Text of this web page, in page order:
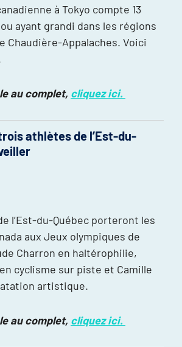
à Tokyo compte 13
ayant grandi dans les régions
Chaudière-Appalaches. Voici
au complet, cliquez ici.
athlètes de l’Est-du-
l’Est-du-Québec porteront les
aux Jeux olympiques de
Charron en haltérophilie,
cyclisme sur piste et Camille
artistique.
au complet, cliquez ici.